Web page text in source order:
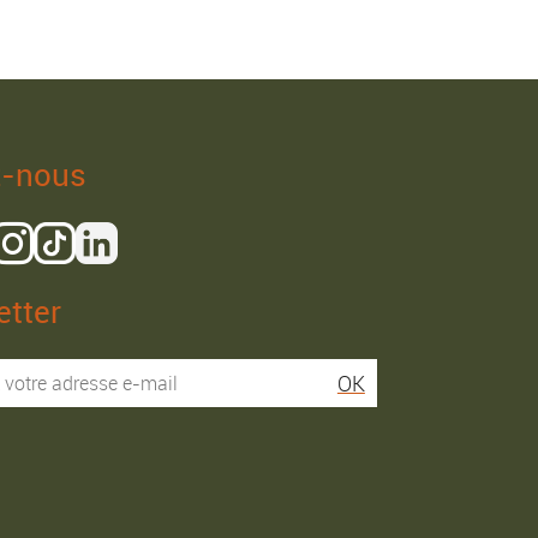
Isaac R. Elies S.
nous
OK